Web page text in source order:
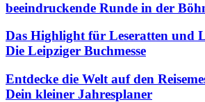
beeindruckende Runde in der
Das Highlight für Leseratten und
Die Leipziger Buchmesse
Entdecke die Welt auf den
Dein kleiner Jahresplaner